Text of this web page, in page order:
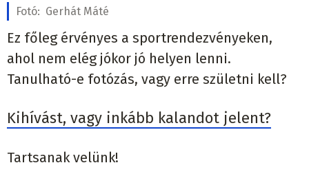
Fotó: Gerhát Máté
Ez főleg érvényes a sportrendezvényeken,
ahol nem elég jókor jó helyen lenni.
Tanulható-e fotózás, vagy erre születni kell?
Kihívást, vagy inkább kalandot jelent?
Tartsanak velünk!